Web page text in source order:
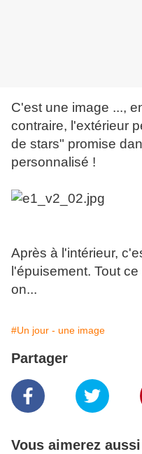
C'est une image ...,
contraire, l'extérieur
de stars" promise
personnalisé !
Après à l'intérieur,
l'épuisement. Tout
on...
#Un jour - une image
Partager
Vous aimerez aussi